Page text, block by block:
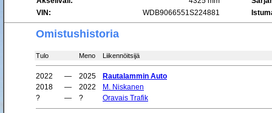
VIN:
WDB9066551S224881
Omistushistoria
Tulo Meno Liikennöitsijä
2022 — 2025
Rautalammin Auto
2018
— 2022
M. Niskanen
?
— ? Oravais Trafik